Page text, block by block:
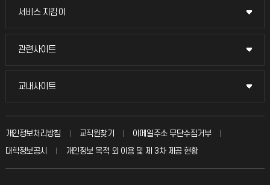
교무회의방송
입학안내
서비스 지킴이
서비스 지킴이
묻고 답하기
칭찬마당
학생서비스 지킴이
관련사이트
관련사이트
국방헬프콜
교내사이트
교내사이트
교수회
교육혁신본부
개인정보처리방침 교직원찾기
이메일주소 무단수집거부
대학정보공시
개인정보 목적 외 이용 및 제 3차 제공 현황